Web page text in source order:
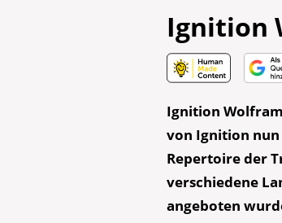
Ignition
Ignition
von Ignition nun
Repertoire der
verschiedene
angeboten